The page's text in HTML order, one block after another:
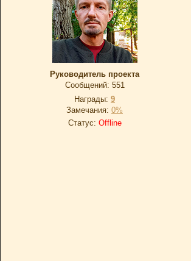
Руководитель проекта
Сообщений: 551
Награды: 9
Замечания: 0%
Статус: Offline